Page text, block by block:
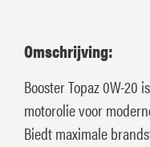
Omschrijving:
Booster Topaz 0W-20
motorolie voor
Biedt maximale